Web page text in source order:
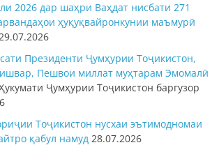
2026 дар шаҳри Ваҳдат нисбати 271
ҳуқуқвайронкунии маъмурӣ
Президенти Ҷумҳурии Тоҷикистон,
Пешвои миллат муҳтарам Эмомалӣ
Ҷумҳурии Тоҷикистон баргузор
Тоҷикистон нусхаи эътимодномаи
қабул намуд 28.07.2026